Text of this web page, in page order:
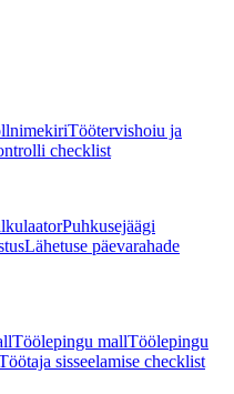
Töötervishoiu ja
checklist
Puhkusejäägi
Lähetuse päevarahade
Töölepingu mallTöölepingu
sisseelamise checklist